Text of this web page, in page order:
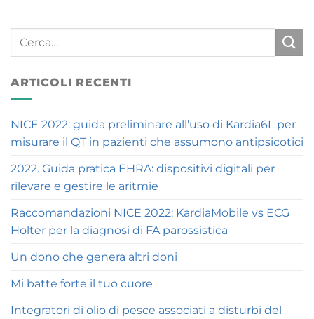
ARTICOLI RECENTI
NICE 2022: guida preliminare all’uso di Kardia6L per
misurare il QT in pazienti che assumono antipsicotici
2022. Guida pratica EHRA: dispositivi digitali per
rilevare e gestire le aritmie
Raccomandazioni NICE 2022: KardiaMobile vs ECG
Holter per la diagnosi di FA parossistica
Un dono che genera altri doni
Mi batte forte il tuo cuore
Integratori di olio di pesce associati a disturbi del